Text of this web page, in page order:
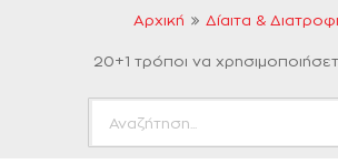
Αρχική Δίαιτα &
20+1 τρόποι να